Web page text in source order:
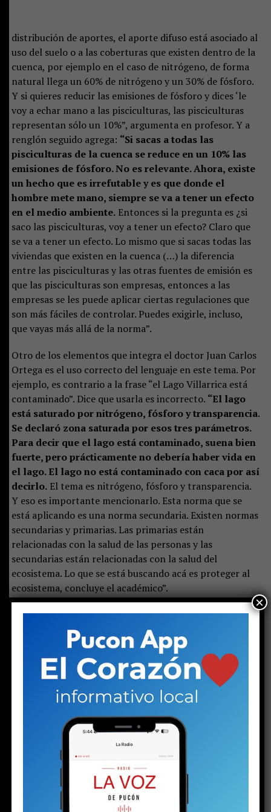
distribución de aportes, el aporte difuso está asociado al
uso del suelo o a las coberturas que existen dentro de la
cuenca, por ejemplo en el caso de nitrógeno, de forma
natural llega un 60% de nitrógeno y un 30% de fósforo.
Y si quieres reducir las emisiones de fósforo y dices ‘le
voy a echar mano a las pisciculturas, las pisciculturas
representan sólo un 10%”, argumenta en profesor. Y a
renglón seguido agrega: “Si sacas a todas las
pisciculturas de la cuenca se reduce en un 10% las
emisiones de fósforo. No es relevante. Ahora, existe
un hecho que es irrefutable y es que donde el
hombre mete mano, siempre se va a tener un efecto
en el medio ambiente.Entonces si la pregunta es ¿si
saco las pisciculturas, voy a tener un efecto? Claro que
se va a tener un efecto. Lo mismo que si sacas todas las
viviendas que existen en la cuenca (…) la diferencia
entre las pisciculturas y las otras fuentes de emisión es
que las pisciculturas son empresas, entonces a las
empresas se les puede aplicar ciertas regulaciones que
son más fáciles de controlar. Puedes exigirle, incluso,
que vayas más allá de la norma”.
Otro de los elementos que integra el doctor Juan Carlos
Ortega es el uso correcto del lenguaje en este tema. Por
ejemplo, es contrario a la frase “el Lago Villarrica está
contaminado”. Dice que usarla es incorrecto. “El lago
está saturado por nitrógeno, fósforo y transparencia.
Se declaró zona saturada por esos tres parámetros.
Para decir que el lago está contaminado, suena bien
fuerte, pero prácticamente no debería haber vida en
el lago. El lago no está contaminado con caca por así
decirlo.El tema es nitrógeno, fósforo y transparencia.
Y eso es importante mencionarlo. Esta norma que se
está aplicando es una norma secundaria. Existen normas
secundarias y primarias. Las primarias están
relacionadas con la salud de las personas y las
secundarias están relacionadas con la salud del
ecosistema. Lo que se está buscando acá es proteger al
ecosistema, concluye el académico”.
Ortega finaliza y anuncia que viene un tercer estudio
que buscará determinar y medir los efectos de las
medidas que se propongan para el futuro plan de
descontaminación del Villarrica.
Share this:
Facebook X
×